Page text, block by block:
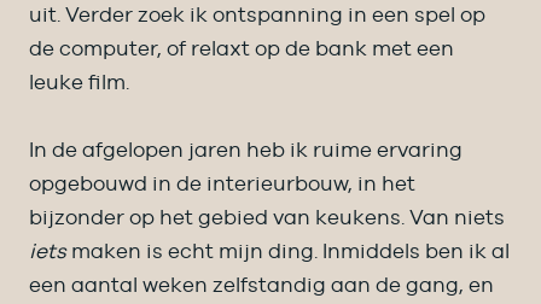
uit. Verder zoek ik ontspanning in een spel op
de computer, of relaxt op de bank met een
leuke film.
In de afgelopen jaren heb ik ruime ervaring
opgebouwd in de interieurbouw, in het
bijzonder op het gebied van keukens. Van niets
ietsmaken is echt mijn ding. Inmiddels ben ik al
een aantal weken zelfstandig aan de gang, en